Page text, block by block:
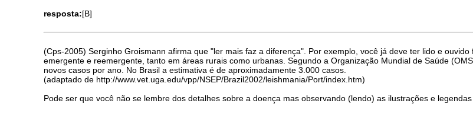
resposta:[B]
(Cps-2005) Serginho Groismann afirma que "ler mais faz a diferença". Por exemplo, você já deve ter lido e
emergente e reemergente, tanto em áreas rurais como urbanas. Segundo a Organização Mundial de Saúde
novos casos por ano. No Brasil a estimativa é de aproximadamente 3.000 casos.
(adaptado de http://www.vet.uga.edu/vpp/NSEP/Brazil2002/leishmania/Port/index.htm)
Pode ser que você não se lembre dos detalhes sobre a doença mas observando (lendo) as ilustrações e